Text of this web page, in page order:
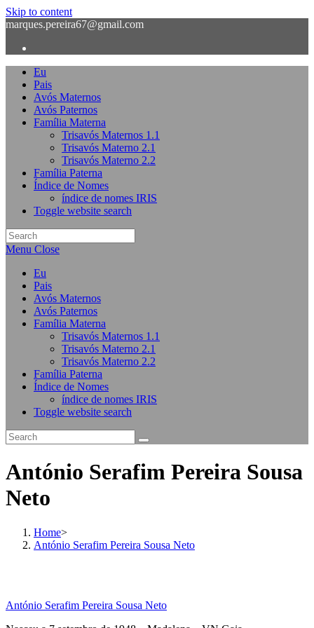
Skip to content
marques.pereira67@gmail.com
Eu
Pais
Avós Maternos
Avós Paternos
Família Materna
Trisavós Maternos 1.1
Trisavós Materno 2.1
Trisavós Materno 2.2
Família Paterna
Índice de Nomes
índice de nomes IRIS
Toggle website search
Menu Close
Eu
Pais
Avós Maternos
Avós Paternos
Família Materna
Trisavós Maternos 1.1
Trisavós Materno 2.1
Trisavós Materno 2.2
Família Paterna
Índice de Nomes
índice de nomes IRIS
Toggle website search
António Serafim Pereira Sousa
Neto
Home>
António Serafim Pereira Sousa Neto
António Serafim Pereira Sousa Neto